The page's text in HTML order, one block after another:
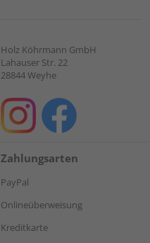
Holz Köhrmann GmbH
Lahauser Str. 22
28844 Weyhe
Zahlungsarten
PayPal
Onlineüberweisung
Kreditkarte